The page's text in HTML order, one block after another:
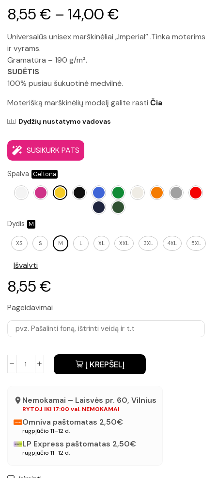
8,55€ – 14,00€
Universalūs unisex marškinėliai „Imperial” .Tinka moterims
ir vyrams.
Gramatūra – 190 g/m².
SUDĖTIS
100% pusiau šukuotinė medvilnė.
Moterišką marškinėlių modelį galite rasti Čia
Dydžių nustatymo vadovas
SUSIKURK PATS
Spalva
Dydis
XS S M L XL XXL 3XL 4XL 5XL
Išvalyti
8,55€
Pageidavimai
Į KREPŠELĮ
Nemokamai – Laisvės pr. 60, Vilnius
RYTOJ IKI 17:00 val. NEMOKAMAI
Omniva paštomatas 2,50€
rugpjūčio 11–12 d.
LP Express paštomatas 2,50€
rugpjūčio 11–12 d.